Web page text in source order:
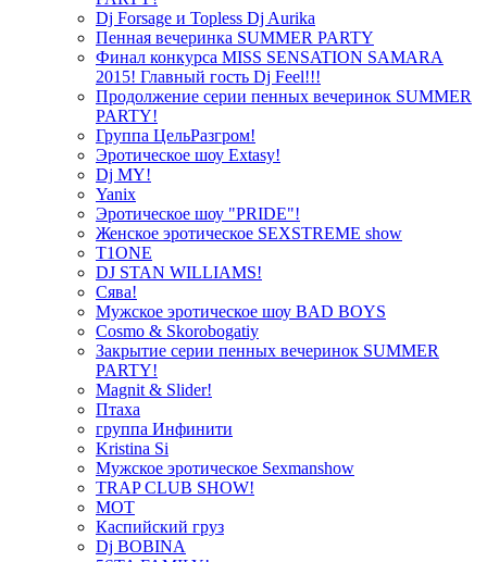
Dj Forsage и Topless Dj Aurika
Пенная вечеринка SUMMER PARTY
Финал конкурса MISS SENSATION SAMARA
2015! Главный гость Dj Feel!!!
Продолжение серии пенных вечеринок SUMMER
PARTY!
Группа ЦельРазгром!
Эротическое шоу Extasy!
Dj MY!
Yanix
Эротическое шоу "PRIDE"!
Женское эротическое SEXSTREME show
T1ONE
DJ STAN WILLIAMS!
Сява!
Мужское эротическое шоу BAD BOYS
Cosmo & Skorobogatiy
Закрытие серии пенных вечеринок SUMMER
PARTY!
Magnit & Slider!
Птаха
группа Инфинити
Kristina Si
Мужское эротическое Sexmanshow
TRAP CLUB SHOW!
МОТ
Каспийский груз
Dj BOBINA